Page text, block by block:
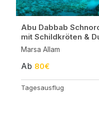
Abu Dabbab
mit Schildkröten &
Marsa Allam
Ab 80€
Tagesausflug